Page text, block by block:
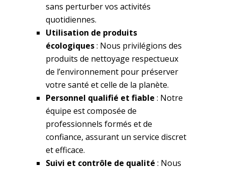
sans perturber vos activités
quotidiennes.
Utilisation de produits
écologiques: Nous privilégions des
produits de nettoyage respectueux
de l’environnement pour préserver
votre santé et celle de la planète.
Personnel qualifié et fiable : Notre
équipe est composée de
professionnels formés et de
confiance, assurant un service discret
et efficace.
Suivi et contrôle de qualité : Nous